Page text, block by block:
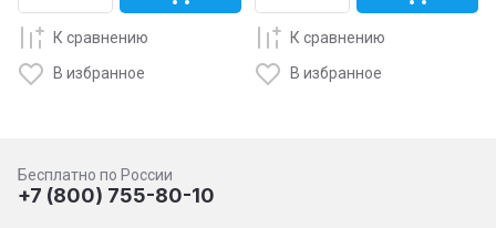
К сравнению
В избранное
К сравнению
В избранное
Бесплатно по России
+7 (800) 755-80-10